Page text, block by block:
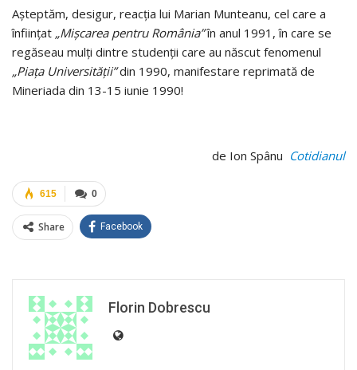
Aşteptăm, desigur, reacţia lui Marian Munteanu, cel care a
înfiinţat „Mişcarea pentru România”în anul 1991, în care se
regăseau mulţi dintre studenţii care au născut fenomenul
„Piaţa Universităţii”din 1990, manifestare reprimată de
Mineriada din 13-15 iunie 1990!
de Ion Spânu Cotidianul
0
615
Share Facebook
Florin Dobrescu